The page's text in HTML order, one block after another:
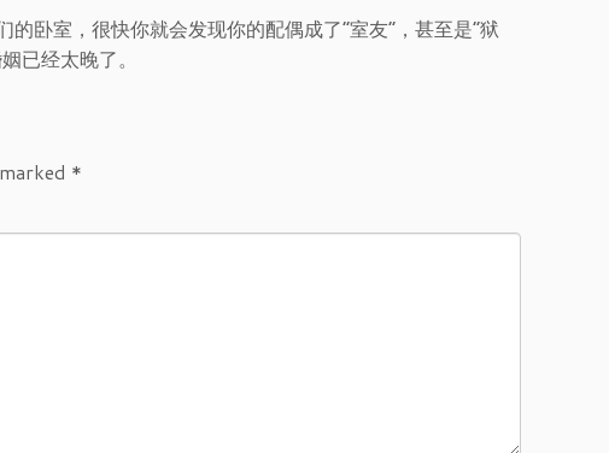
卧室，很快你就会发现你的配偶成了“室友”，甚至是“狱
已经太晚了。
*